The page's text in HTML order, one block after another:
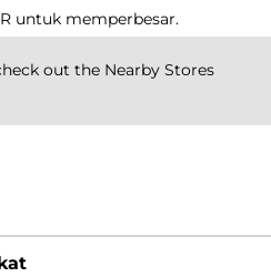
mengetahui lebih lanjut bers
untuk memperbesar.
out the Nearby Stores